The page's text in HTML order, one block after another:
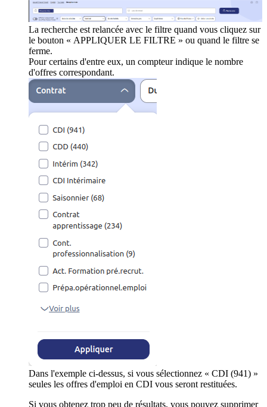
La recherche est relancée avec le filtre quand vous cliquez sur
le bouton « APPLIQUER LE FILTRE » ou quand le filtre se
ferme.
Pour certains d'entre eux, un compteur indique le nombre
d'offres correspondant.
Dans l'exemple ci-dessus, si vous sélectionnez « CDI (941) »
seules les offres d'emploi en CDI vous seront restituées.
Si vous obtenez trop peu de résultats, vous pouvez supprimer